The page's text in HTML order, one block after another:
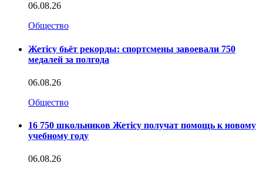
06.08.26
Общество
Жетісу бьёт рекорды: спортсмены завоевали 750
медалей за полгода
06.08.26
Общество
16 750 школьников Жетісу получат помощь к новому
учебному году
06.08.26